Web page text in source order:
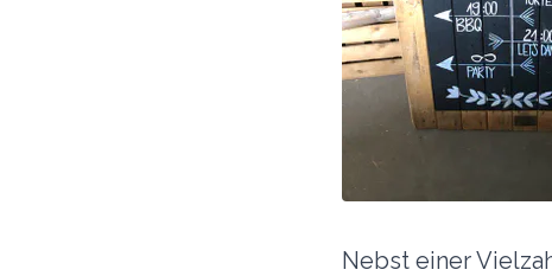
Nebst einer